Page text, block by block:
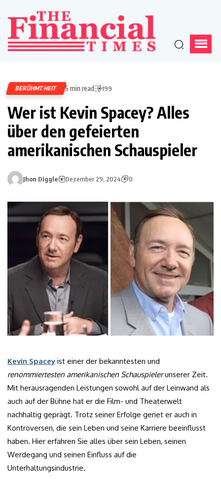
BERÜHMTHEIT 5 min read 199
Wer ist Kevin Spacey? Alles
über den gefeierten
amerikanischen Schauspieler
Jhon Diggle Dezember 29, 2024 0
Kevin Spacey ist einer der bekanntesten und
renommiertesten amerikanischen Schauspielerunserer Zeit.
Mit herausragenden Leistungen sowohl auf der Leinwand als
auch auf der Bühne hat er die Film- und Theaterwelt
nachhaltig geprägt. Trotz seiner Erfolge geriet er auch in
Kontroversen, die sein Leben und seine Karriere beeinflusst
haben. Hier erfahren Sie alles über sein Leben, seinen
Werdegang und seinen Einfluss auf die
Unterhaltungsindustrie.